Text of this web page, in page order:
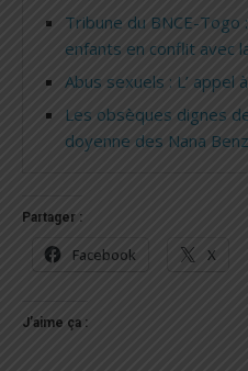
Tribune du BNCE-Togo
enfants en conflit avec
Abus sexuels : L’ appel
Les obsèques dignes de
doyenne des Nana Benz
Partager :
Facebook X
J’aime ça :